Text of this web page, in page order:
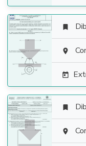






